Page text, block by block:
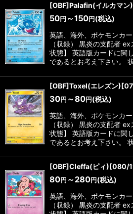
[OBF]Palafin(イルカマ
50円 ～150円 (税込)
英語、海外、ポケモンカ
（収録） 黒炎の支配者
状態】 英語版カードに関
であるとお考え下さい。
[OBF]Toxel(エレズン
30円 ～80円 (税込)
英語、海外、ポケモンカ
（収録） 黒炎の支配者
状態】 英語版カードに関
であるとお考え下さい。
[OBF]Cleffa(ピィ)[080/
80円 ～280円 (税込)
英語、海外、ポケモンカ
（収録） 黒炎の支配者